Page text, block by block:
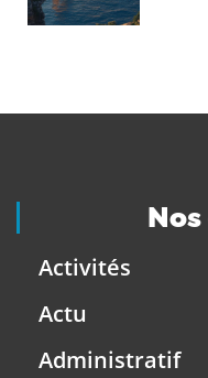
Activités
Actu
Administratif